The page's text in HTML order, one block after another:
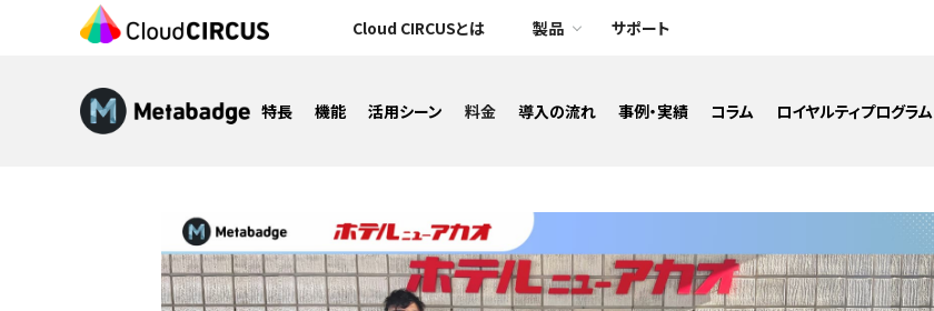
Cloud CIRCUSとは 製品
CMS&オウンドメディア構築 ウェブAR スマホ用LP
サポート
特長 機能 活用シーン 料金 導入の流れ 事例・実績 コラム ロイヤルティプログラム